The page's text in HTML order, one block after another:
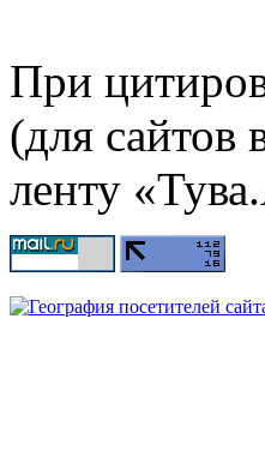
При
(для
ленту